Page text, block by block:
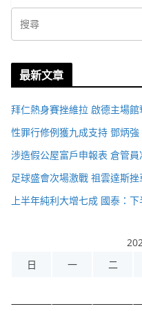
最新文章
拜仁熱身賽挫維拉 啟德主場館
性罪行修例獲九成支持 鄧炳
涉造假公屋富戶申報表 倉管
足球盛會次場激戰 祖雲達斯
上半年純利大增七成 國泰：
日
一 二